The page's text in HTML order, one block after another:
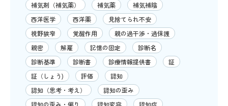
補気剤（補気薬）
補気薬
補気補陰
西洋医学
西洋薬
見捨てられ不安
視野狭窄
覚醒作用
親の過干渉・過保護
親密
解雇 記憶の固定
診断名
診断基準
診断書 診療情報提供書
証
証（しょう)
評価
認知
認知（思考・考え）
認知の歪み
認知の歪み・偏り
認知変容 認知症